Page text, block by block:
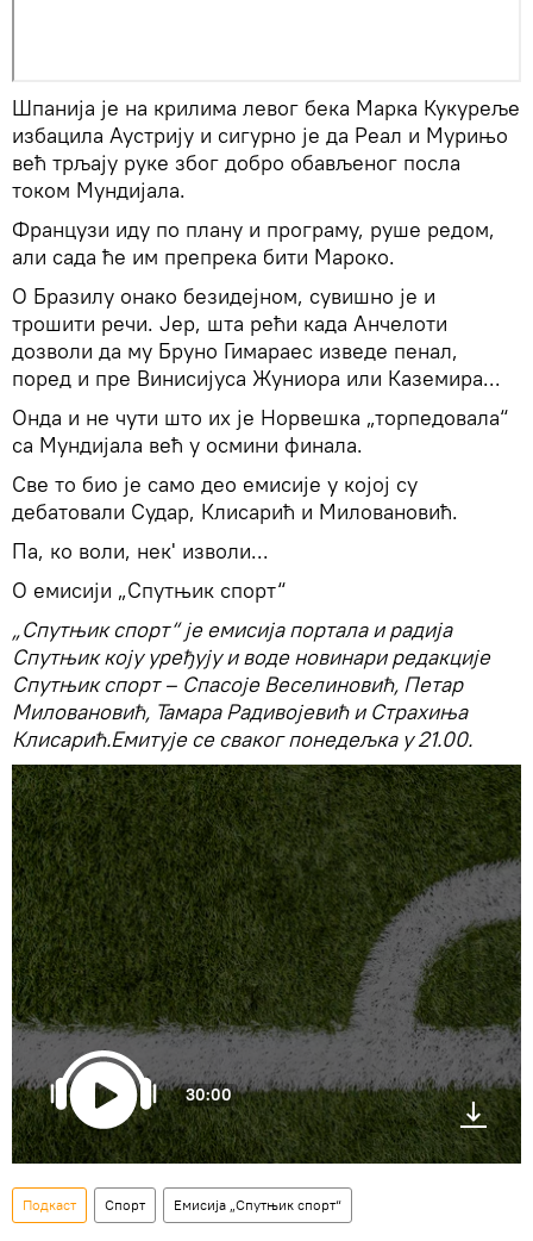
Шпанија је на крилима левог бека Марка Кукуреље
избацила Аустрију и сигурно је да Реал и Мурињо
већ трљају руке због добро обављеног посла
током Мундијала.
Французи иду по плану и програму, руше редом,
али сада ће им препрека бити Мароко.
О Бразилу онако безидејном, сувишно је и
трошити речи. Јер, шта рећи када Анчелоти
дозволи да му Бруно Гимараес изведе пенал,
поред и пре Винисијуса Жуниора или Каземира...
Онда и не чути што их је Норвешка „торпедовала“
са Мундијала већ у осмини финала.
Све то био је само део емисије у којој су
дебатовали Судар, Клисарић и Миловановић.
Па, ко воли, нек' изволи...
О емисији „Спутњик спорт“
„Спутњик спорт“ је емисија портала и радија
Спутњик коју уређују и воде новинари редакције
Спутњик спорт – Спасоје Веселиновић, Петар
Миловановић, Тамара Радивојевић и Страхиња
Клисарић.Емитује се сваког понедељка у 21.00.
30:00
Подкаст Спорт Емисија „Спутњик спорт“